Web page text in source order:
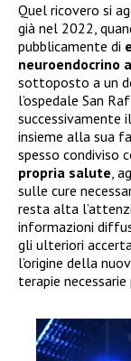
Quel ricovero si
già nel 2022,
pubblicamente di
neuroendocrino
sottoposto a un
l’ospedale San
successivamente
insieme alla sua
spesso condiviso
propria salute,
sulle cure
resta alta
informazioni
gli ulteriori
l’origine della
terapie